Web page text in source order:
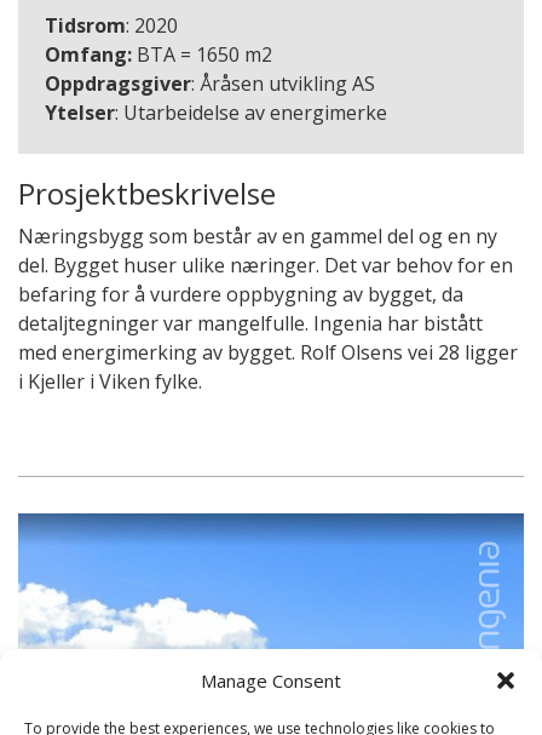
Manage Consent
To provide the best experiences, we use technologies like cookies to
Tidsrom: 2020
Omfang: BTA = 1650 m2
Oppdragsgiver: Åråsen utvikling AS
Ytelser: Utarbeidelse av energimerke
Prosjektbeskrivelse
Næringsbygg som består av en gammel del og en ny
del. Bygget huser ulike næringer. Det var behov for en
befaring for å vurdere oppbygning av bygget, da
detaljtegninger var mangelfulle. Ingenia har bistått
med energimerking av bygget. Rolf Olsens vei 28 ligger
i Kjeller i Viken fylke.